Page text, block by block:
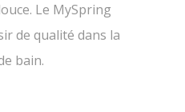
Le MySpring
de qualité dans la
bain.